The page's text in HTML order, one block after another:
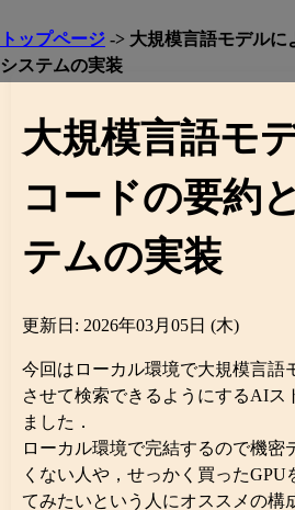
トップページ -> 大規模言語モデル
システムの実装
大規模言語モ
コードの要約
テムの実装
更新日: 2026年03月05日 (木)
今回はローカル環境で大規模言語
させて検索できるようにするAIス
ました．
ローカル環境で完結するので機密
くない人や，せっかく買った
てみたいという人にオススメの構